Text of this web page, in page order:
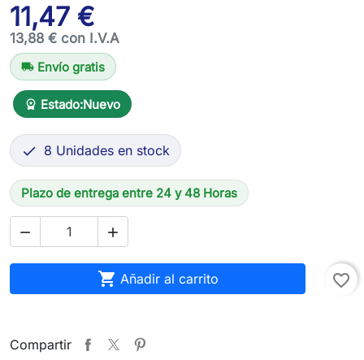
11,47 €
13,88 € con I.V.A
local_shipping Envío gratis
workspace_premium Estado:Nuevo
 8 Unidades en stock
Plazo de entrega entre 24 y 48 Horas
 
 Añadir al carrito favorite_border
Compartir